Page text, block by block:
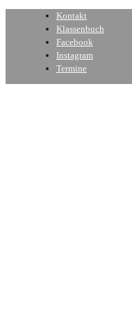
Kontakt
Klassenbuch
Facebook
Instagram
Termine